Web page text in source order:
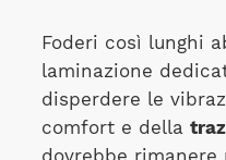
Foderi così lunghi
laminazione
disperdere le
comfort e della